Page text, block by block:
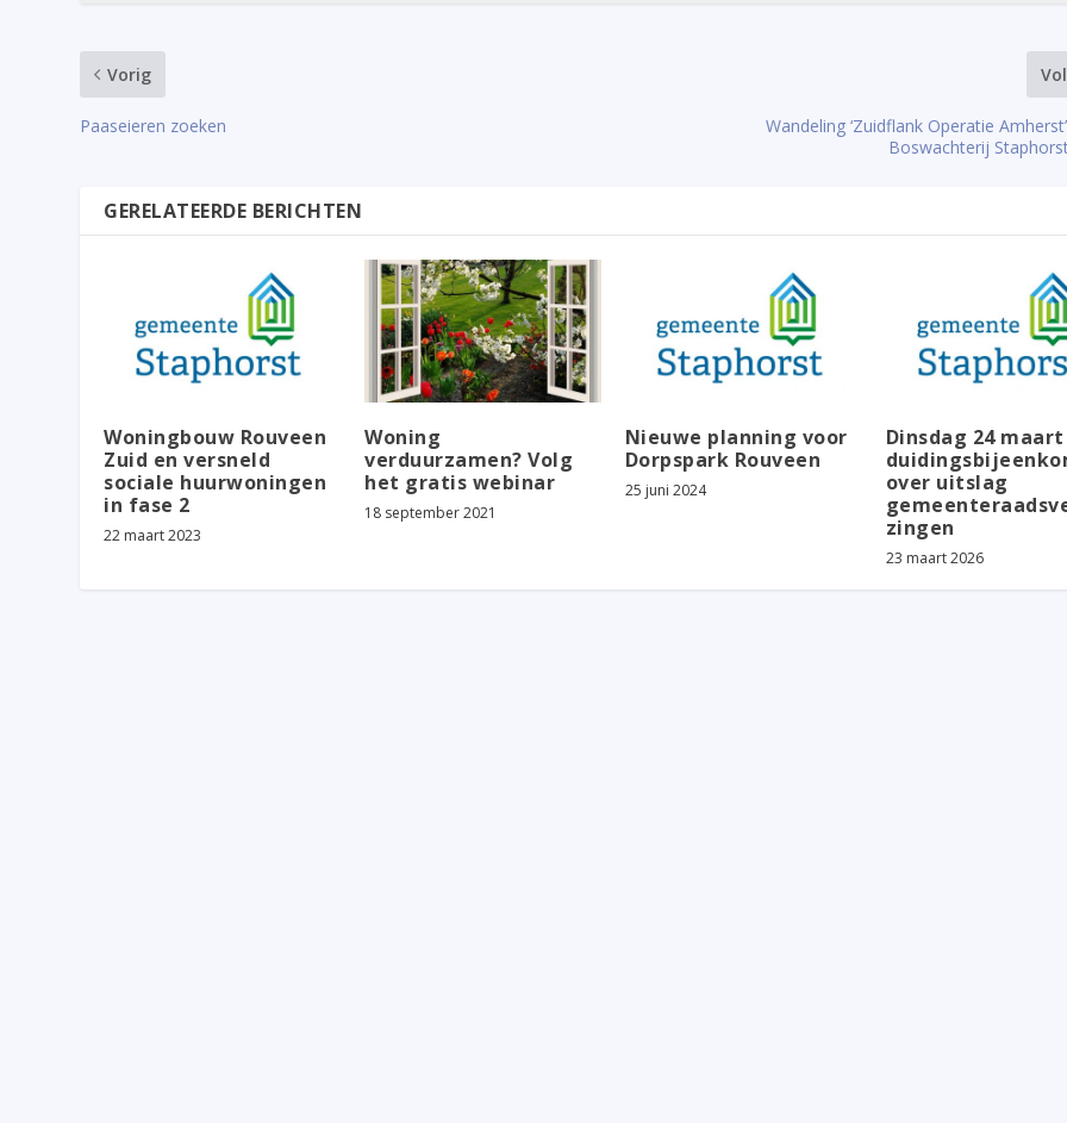
Vorig
Paaseieren zoeken
Wandeling ‘Zuidflank Operatie
Boswachterij
GERELATEERDE BERICHTEN
Woningbouw Rouveen
Zuid en versneld
sociale huurwoningen
in fase 2
22 maart 2023
Woning
verduurzamen? Volg
het gratis webinar
18 september 2021
Nieuwe planning voor
Dorpspark Rouveen
25 juni 2024
Dinsdag 24 maart
over uitslag
zingen
23 maart 2026